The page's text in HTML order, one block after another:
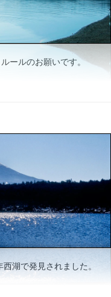
ールのお願いです。
湖で発見されました。